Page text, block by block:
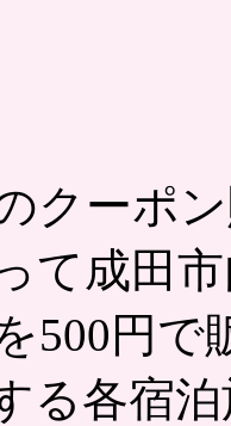
クーポ
て成田
500円で
る各宿